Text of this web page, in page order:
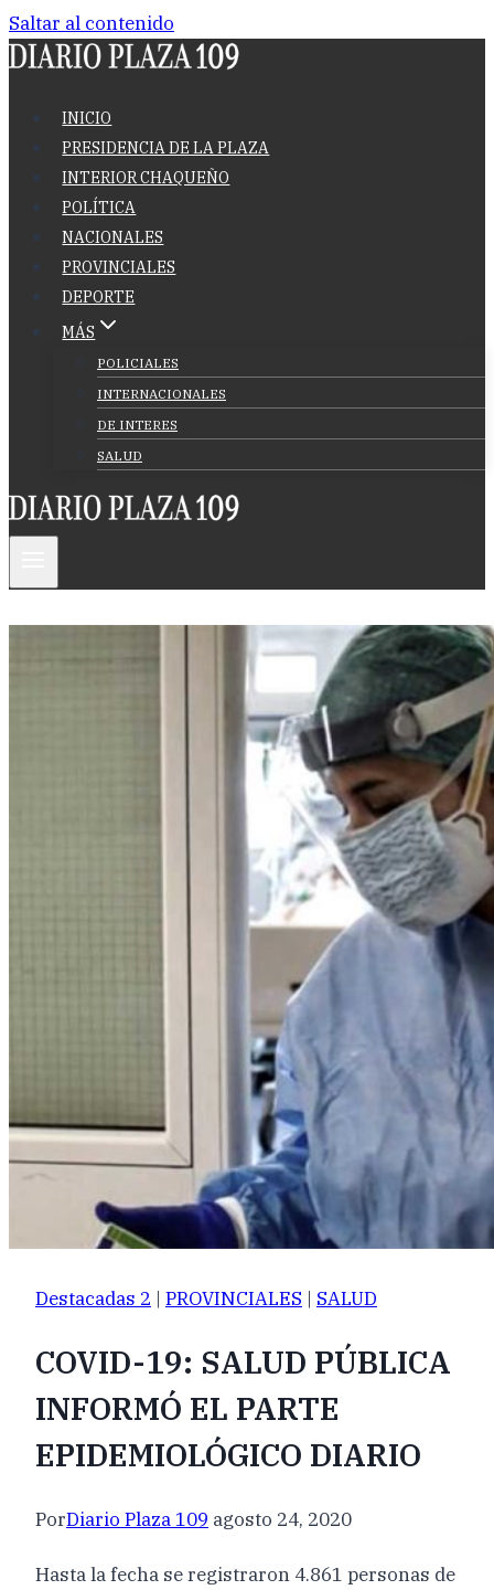
Saltar al contenido
INICIO
PRESIDENCIA DE LA PLAZA
INTERIOR CHAQUEÑO
POLÍTICA
NACIONALES
PROVINCIALES
DEPORTE
MÁS
POLICIALES
INTERNACIONALES
DE INTERES
SALUD
Destacadas 2 | PROVINCIALES | SALUD
COVID-19: SALUD PÚBLICA
INFORMÓ EL PARTE
EPIDEMIOLÓGICO DIARIO
PorDiario Plaza 109 agosto 24, 2020
Hasta la fecha se registraron 4.861 personas de